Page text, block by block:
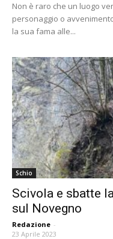
Non è raro che un luogo
personaggio o
la sua fama alle...
Schio
Scivola e sbatte
sul Novegno
Redazione -
23 Aprile 2023